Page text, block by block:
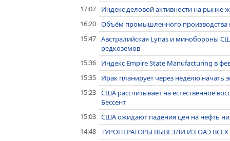
17:07
Индекс деловой активности на
16:20 Объём промышленного производства
15:47 Австралийская Lynas и минобороны
редкоземов
15:36
Индекс Empire State Manufacturing в
15:35
Ирак планирует через неделю начать
15:23 США рассчитывает на естественное
Бессент
15:03 США ожидают падения цен на нефть
14:48 ТУРОПЕРАТОРЫ ВЫВЕЗЛИ ИЗ ОАЭ